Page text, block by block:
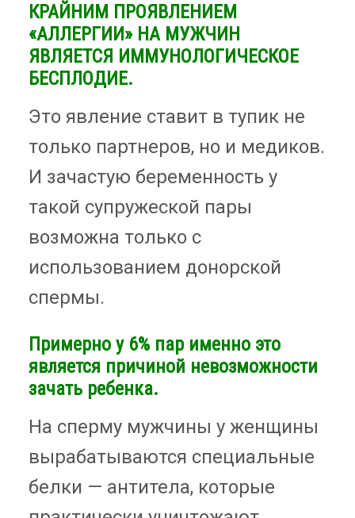
КРАЙНИМ ПРОЯВЛЕНИЕМ
«АЛЛЕРГИИ» НА МУЖЧИН
ЯВЛЯЕТСЯ ИММУНОЛОГИЧЕСКОЕ
БЕСПЛОДИЕ.
Это явление ставит в тупик не
только партнеров, но и медиков.
И зачастую беременность у
такой супружеской пары
возможна только с
использованием донорской
спермы.
Примерно у 6% пар именно это
является причиной невозможности
зачать ребенка.
На сперму мужчины у женщины
вырабатываются специальные
белки — антитела, которые